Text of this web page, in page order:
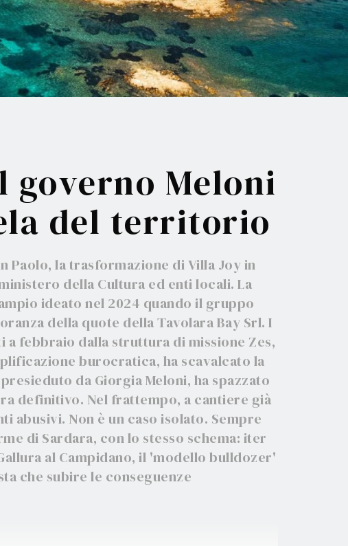
governo Meloni
del territorio
Paolo, la trasformazione di Villa Joy in
della Cultura ed enti locali. La
ideato nel 2024 quando il gruppo
della quote della Tavolara Bay Srl. I
febbraio dalla struttura di missione Zes,
burocratica, ha scavalcato la
da Giorgia Meloni, ha spazzato
definitivo. Nel frattempo, a cantiere già
abusivi. Non è un caso isolato. Sempre
di Sardara, con lo stesso schema: iter
al Campidano, il 'modello bulldozer'
che subire le conseguenze
a